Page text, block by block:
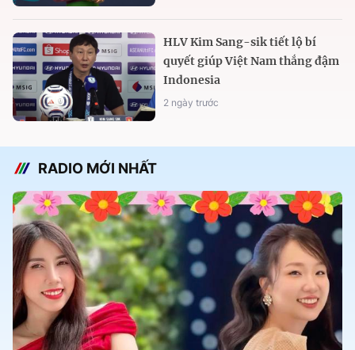
HLV Kim Sang-sik tiết lộ bí
quyết giúp Việt Nam thắng đậm
Indonesia
2 ngày trước
RADIO MỚI NHẤT